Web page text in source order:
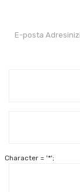
Character = '*';